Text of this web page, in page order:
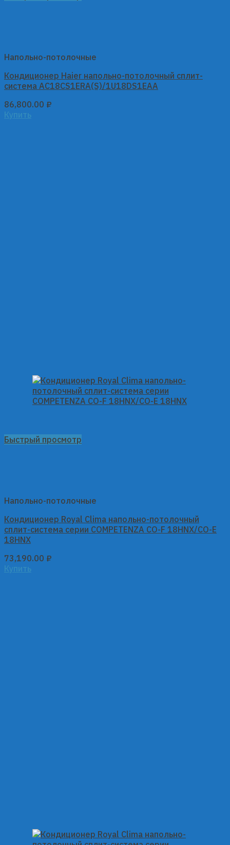
Напольно-потолочные
Кондиционер Haier напольно-потолочный сплит-
система AC18CS1ERA(S)/1U18DS1EAA
86,800.00 ₽
Купить
Быстрый просмотр
Напольно-потолочные
Кондиционер Royal Clima напольно-потолочный
сплит-система серии COMPETENZA CO-F 18HNX/CO-E
18HNX
73,190.00 ₽
Купить